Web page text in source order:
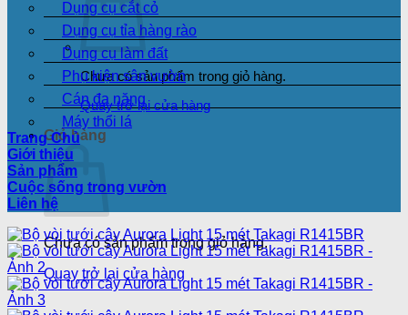
Chưa có sản phẩm trong giỏ hàng.
Quay trở lại cửa hàng
Giỏ hàng
Chưa có sản phẩm trong giỏ hàng.
Quay trở lại cửa hàng
Dụng cụ cắt cỏ
Dụng cụ tỉa hàng rào
Dụng cụ làm đất
Phụ kiện sân vườn
Cán đa năng
Máy thổi lá
Trang Chủ
Giới thiệu
Sản phẩm
Cuộc sống trong vườn
Liên hệ